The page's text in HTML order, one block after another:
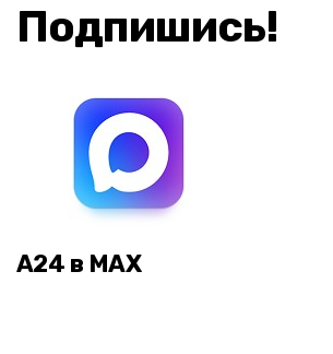
Подпишись!
А24 в MAX